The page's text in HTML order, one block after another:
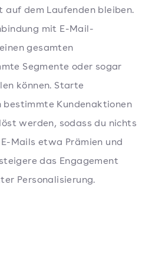
auf dem Laufenden bleiben.
mit E-Mail-
gesamten
Segmente oder sogar
können. Starte
bestimmte Kundenaktionen
werden, sodass du nichts
Mails etwa Prämien und
das Engagement
Personalisierung.